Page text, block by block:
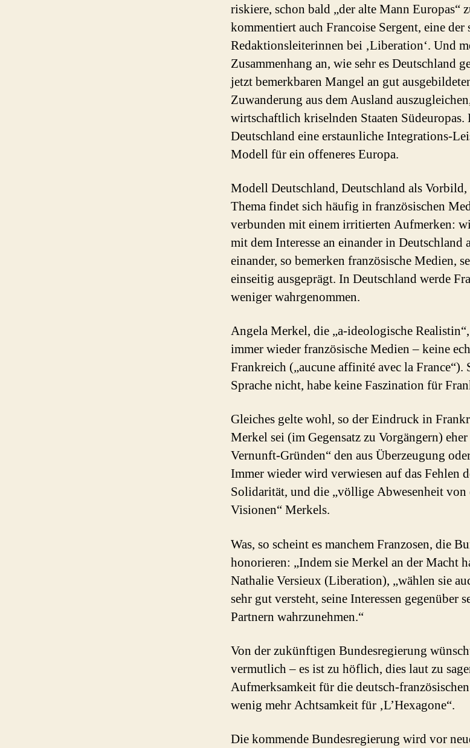
riskiere, schon bald „der alte Mann Europas“
kommentiert auch Francoise Sergent, eine der
Redaktionsleiterinnen bei ‚Liberation‘. Und
Zusammenhang an, wie sehr es Deutschland
jetzt bemerkbaren Mangel an gut
Zuwanderung aus dem Ausland
wirtschaftlich kriselnden Staaten
Deutschland eine erstaunliche Integrations-
Modell für ein offeneres Europa.
Modell Deutschland, Deutschland als Vorbild,
Thema findet sich häufig in französischen
verbunden mit einem irritierten Aufmerken:
mit dem Interesse an einander in Deutschland
einander, so bemerken französische Medien,
einseitig ausgeprägt. In Deutschland werde
weniger wahrgenommen.
Angela Merkel, die „a-ideologische
immer wieder französische Medien – keine
Frankreich („aucune affinité avec la France“).
Sprache nicht, habe keine Faszination für
Gleiches gelte wohl, so der Eindruck in
Merkel sei (im Gegensatz zu Vorgängern)
Vernunft-Gründen“ den aus Überzeugung
Immer wieder wird verwiesen auf das Fehlen
Solidarität, und die „völlige Abwesenheit
Visionen“ Merkels.
Was, so scheint es manchem Franzosen, die
honorieren: „Indem sie Merkel an der Macht
Nathalie Versieux (Liberation), „wählen sie
sehr gut versteht, seine Interessen gegenüber
Partnern wahrzunehmen.“
Von der zukünftigen Bundesregierung
vermutlich – es ist zu höflich, dies laut zu
Aufmerksamkeit für die deutsch-
wenig mehr Achtsamkeit für ‚L’Hexagone“.
Die kommende Bundesregierung wird vor